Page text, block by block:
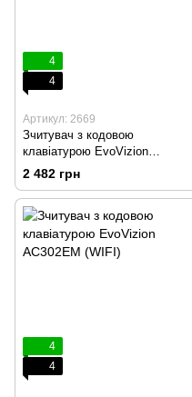
4
4
Артикул: 2669
Зчитувач з кодовою
клавіатурою EvoVizion
AC402EM
2 482 грн
4
4